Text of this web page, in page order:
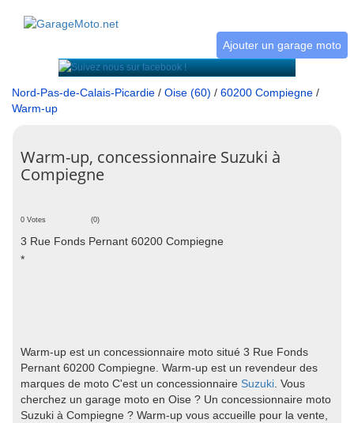
Ajouter un garage moto
Nord-Pas-de-Calais-Picardie / Oise (60) / 60200 Compiegne /
Warm-up
Warm-up, concessionnaire Suzuki à
Compiegne
0 Votes (0)
3 Rue Fonds Pernant 60200 Compiegne
*
Warm-up est un concessionnaire moto situé 3 Rue Fonds
Pernant 60200 Compiegne. Warm-up est un revendeur des
marques de moto C'est un concessionnaire Suzuki. Vous
cherchez un garage moto en Oise ? Un concessionnaire moto
Suzuki à Compiegne ? Warm-up vous accueille pour la vente,